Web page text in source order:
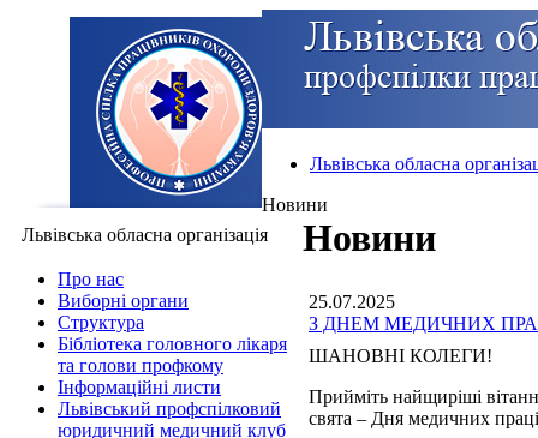
Львівська обласна
Новини
Львівська обласна організація
Про нас
Виборні органи
Структура
Бібліотека головного лікаря
та голови профкому
Інформаційні листи
Львівський профспілковий
юридичний медичний клуб
Новини
25.07.2025
З ДНЕМ МЕДИЧНИХ
ШАНОВНІ КОЛЕГИ!
Прийміть найщиріші
свята – Дня медичних